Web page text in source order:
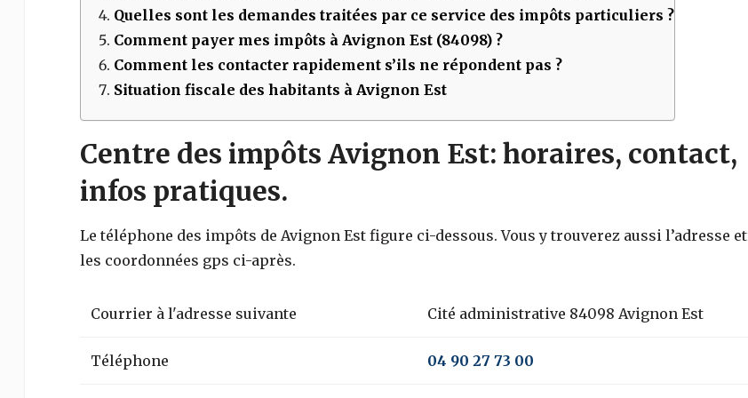
Quelles sont les demandes traitées par ce service des impôts particuliers ?
Comment payer mes impôts à Avignon Est (84098)?
Comment les contacter rapidement s’ils ne répondent pas ?
Situation fiscale des habitants à Avignon Est
Centre des impôts Avignon Est: horaires, contact,
infos pratiques.
Le téléphone des impôts de Avignon Est figure ci-dessous. Vous y trouverez aussi l’adresse et
les coordonnées gps ci-après.
Courrier à l'adresse suivante Cité administrative 84098 Avignon Est
Téléphone 04 90 27 73 00